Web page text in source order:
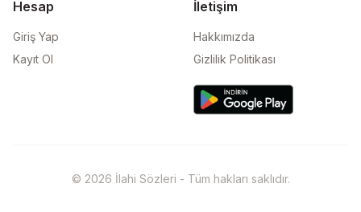
Hesap
Giriş Yap
Kayıt Ol
İletişim
Hakkımızda
Gizlilik Politikası
© 2026 İlahi Sözleri - Tüm hakları saklıdır.